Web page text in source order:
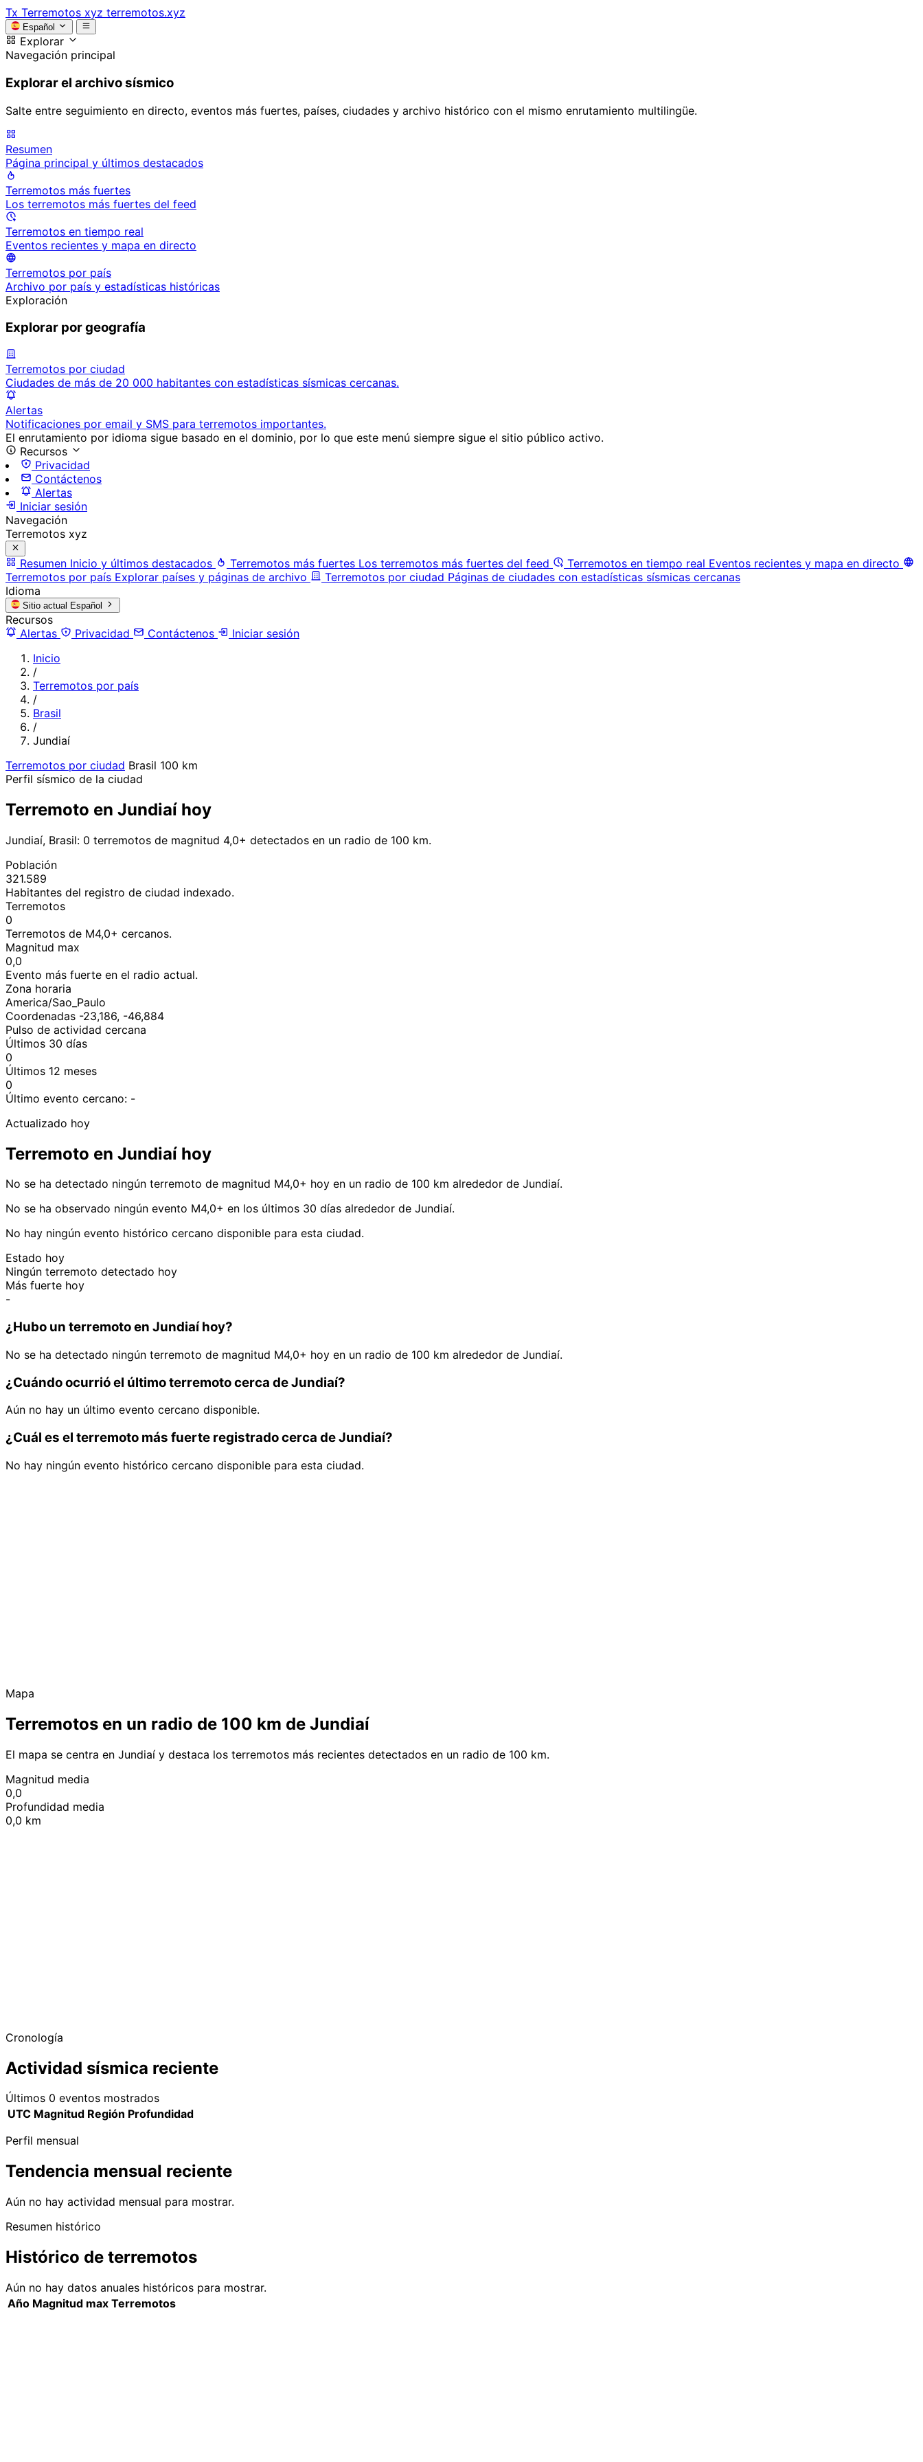
Tx Terremotos xyz terremotos.xyz
Español
Explorar
Navegación principal
Explorar el archivo sísmico
Salte entre seguimiento en directo, eventos más fuertes, países, ciudades y archivo histórico con el mismo enrutamiento multilingüe.
Resumen
Página principal y últimos destacados
Terremotos más fuertes
Los terremotos más fuertes del feed
Terremotos en tiempo real
Eventos recientes y mapa en directo
Terremotos por país
Archivo por país y estadísticas históricas
Exploración
Explorar por geografía
Terremotos por ciudad
Ciudades de más de 20 000 habitantes con estadísticas sísmicas cercanas.
Alertas
Notificaciones por email y SMS para terremotos importantes.
El enrutamiento por idioma sigue basado en el dominio, por lo que este menú siempre sigue el sitio público activo.
Recursos
Privacidad
Contáctenos
Alertas
Iniciar sesión
Navegación
Terremotos xyz
Resumen Inicio y últimos destacados Terremotos más fuertes Los terremotos más fuertes del feed Terremotos en tiempo real Eventos recientes y mapa en directo
Terremotos por país Explorar países y páginas de archivo Terremotos por ciudad Páginas de ciudades con estadísticas sísmicas cercanas
Idioma
Sitio actual Español
Recursos
Alertas
Privacidad Contáctenos
Iniciar sesión
Inicio
/
Terremotos por país
/
Brasil
/
Jundiaí
Terremotos por ciudad Brasil 100 km
Perfil sísmico de la ciudad
Terremoto en Jundiaí hoy
Jundiaí, Brasil: 0 terremotos de magnitud 4,0+ detectados en un radio de 100 km.
Población
321.589
Habitantes del registro de ciudad indexado.
Terremotos
0
Terremotos de M4,0+ cercanos.
Magnitud max
0,0
Evento más fuerte en el radio actual.
Zona horaria
America/Sao_Paulo
Coordenadas -23,186, -46,884
Pulso de actividad cercana
Últimos 30 días
0
Últimos 12 meses
0
Último evento cercano: -
Actualizado hoy
Terremoto en Jundiaí hoy
No se ha detectado ningún terremoto de magnitud M4,0+ hoy en un radio de 100 km alrededor de Jundiaí.
No se ha observado ningún evento M4,0+ en los últimos 30 días alrededor de Jundiaí.
No hay ningún evento histórico cercano disponible para esta ciudad.
Estado hoy
Ningún terremoto detectado hoy
Más fuerte hoy
-
¿Hubo un terremoto en Jundiaí hoy?
No se ha detectado ningún terremoto de magnitud M4,0+ hoy en un radio de 100 km alrededor de Jundiaí.
¿Cuándo ocurrió el último terremoto cerca de Jundiaí?
Aún no hay un último evento cercano disponible.
¿Cuál es el terremoto más fuerte registrado cerca de Jundiaí?
No hay ningún evento histórico cercano disponible para esta ciudad.
Mapa
Terremotos en un radio de 100 km de Jundiaí
El mapa se centra en Jundiaí y destaca los terremotos más recientes detectados en un radio de 100 km.
Magnitud media
0,0
Profundidad media
0,0 km
Cronología
Actividad sísmica reciente
Últimos 0 eventos mostrados
UTC Magnitud Región Profundidad
Perfil mensual
Tendencia mensual reciente
Aún no hay actividad mensual para mostrar.
Resumen histórico
Histórico de terremotos
Aún no hay datos anuales históricos para mostrar.
Año Magnitud max Terremotos